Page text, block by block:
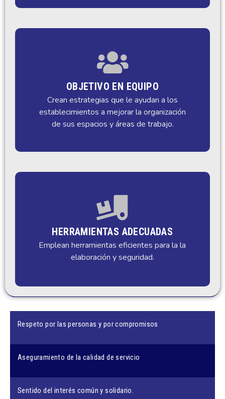
OBJETIVO EN EQUIPO
Crean estrategias que le ayudan a los
establecimientos a mejorar la organización
de sus espacios y áreas de trabajo.
HERRAMIENTAS ADECUADAS
Emplean herramientas eficientes para la la
elaboración y seguridad.
Respeto por las personas y por compromisos
Aseguramiento de la calidad de servicio
Sentido del interés común y solidario.